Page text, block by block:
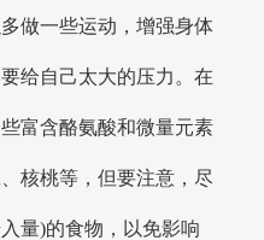
做一些运动，增强身体
给自己太大的压力。在
富含酪氨酸和微量元素
核桃等，但要注意，尽
量)的食物，以免影响